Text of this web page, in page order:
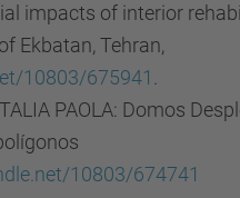
impacts of interior
Ekbatan, Tehran,
10803/675941
PAOLA: Domos
10803/674741